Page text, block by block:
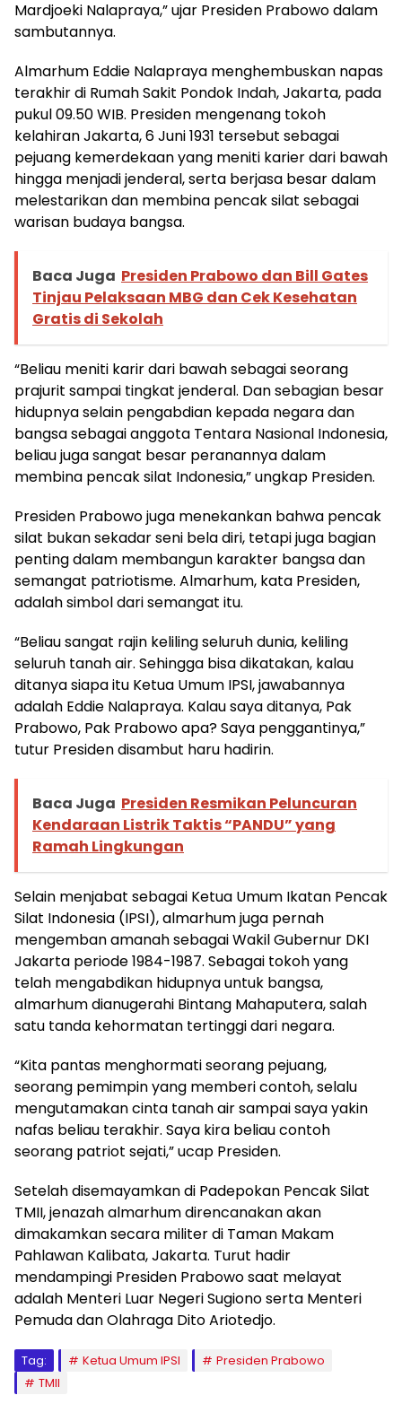
Mardjoeki Nalapraya,” ujar Presiden Prabowo dalam
sambutannya.
Almarhum Eddie Nalapraya menghembuskan napas
terakhir di Rumah Sakit Pondok Indah, Jakarta, pada
pukul 09.50 WIB. Presiden mengenang tokoh
kelahiran Jakarta, 6 Juni 1931 tersebut sebagai
pejuang kemerdekaan yang meniti karier dari bawah
hingga menjadi jenderal, serta berjasa besar dalam
melestarikan dan membina pencak silat sebagai
warisan budaya bangsa.
Baca Juga Presiden Prabowo dan Bill Gates
Tinjau Pelaksaan MBG dan Cek Kesehatan
Gratis di Sekolah
“Beliau meniti karir dari bawah sebagai seorang
prajurit sampai tingkat jenderal. Dan sebagian besar
hidupnya selain pengabdian kepada negara dan
bangsa sebagai anggota Tentara Nasional Indonesia,
beliau juga sangat besar peranannya dalam
membina pencak silat Indonesia,” ungkap Presiden.
Presiden Prabowo juga menekankan bahwa pencak
silat bukan sekadar seni bela diri, tetapi juga bagian
penting dalam membangun karakter bangsa dan
semangat patriotisme. Almarhum, kata Presiden,
adalah simbol dari semangat itu.
“Beliau sangat rajin keliling seluruh dunia, keliling
seluruh tanah air. Sehingga bisa dikatakan, kalau
ditanya siapa itu Ketua Umum IPSI, jawabannya
adalah Eddie Nalapraya. Kalau saya ditanya, Pak
Prabowo, Pak Prabowo apa? Saya penggantinya,”
tutur Presiden disambut haru hadirin.
Baca Juga Presiden Resmikan Peluncuran
Kendaraan Listrik Taktis “PANDU” yang
Ramah Lingkungan
Selain menjabat sebagai Ketua Umum Ikatan Pencak
Silat Indonesia (IPSI), almarhum juga pernah
mengemban amanah sebagai Wakil Gubernur DKI
Jakarta periode 1984-1987. Sebagai tokoh yang
telah mengabdikan hidupnya untuk bangsa,
almarhum dianugerahi Bintang Mahaputera, salah
satu tanda kehormatan tertinggi dari negara.
“Kita pantas menghormati seorang pejuang,
seorang pemimpin yang memberi contoh, selalu
mengutamakan cinta tanah air sampai saya yakin
nafas beliau terakhir. Saya kira beliau contoh
seorang patriot sejati,” ucap Presiden.
Setelah disemayamkan di Padepokan Pencak Silat
TMII, jenazah almarhum direncanakan akan
dimakamkan secara militer di Taman Makam
Pahlawan Kalibata, Jakarta. Turut hadir
mendampingi Presiden Prabowo saat melayat
adalah Menteri Luar Negeri Sugiono serta Menteri
Pemuda dan Olahraga Dito Ariotedjo.
Tag: Ketua Umum IPSI
Presiden Prabowo
TMII